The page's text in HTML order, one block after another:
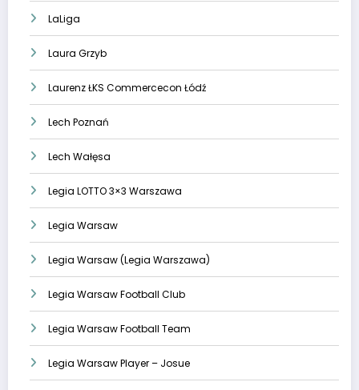
LaLiga
Laura Grzyb
Laurenz ŁKS Commercecon Łódź
Lech Poznań
Lech Wałęsa
Legia LOTTO 3×3 Warszawa
Legia Warsaw
Legia Warsaw (Legia Warszawa)
Legia Warsaw Football Club
Legia Warsaw Football Team
Legia Warsaw Player – Josue